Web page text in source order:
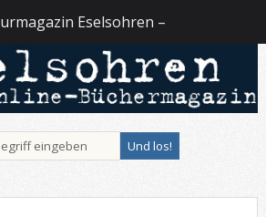
Eselsohren –